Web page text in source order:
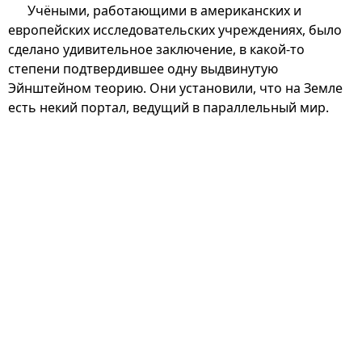
Учёными, работающими в американских и
европейских исследовательских учреждениях, было
сделано удивительное заключение, в какой-то
степени подтвердившее одну выдвинутую
Эйнштейном теорию. Они установили, что на Земле
есть некий портал, ведущий в параллельный мир.